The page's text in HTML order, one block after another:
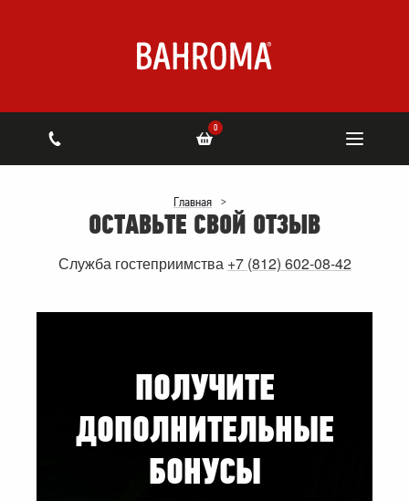
0
Главная >
ОСТАВЬТЕ СВОЙ ОТЗЫВ
Служба гостеприимства +7 (812) 602-08-42
ПОЛУЧИТЕ
ДОПОЛНИТЕЛЬНЫЕ
БОНУСЫ